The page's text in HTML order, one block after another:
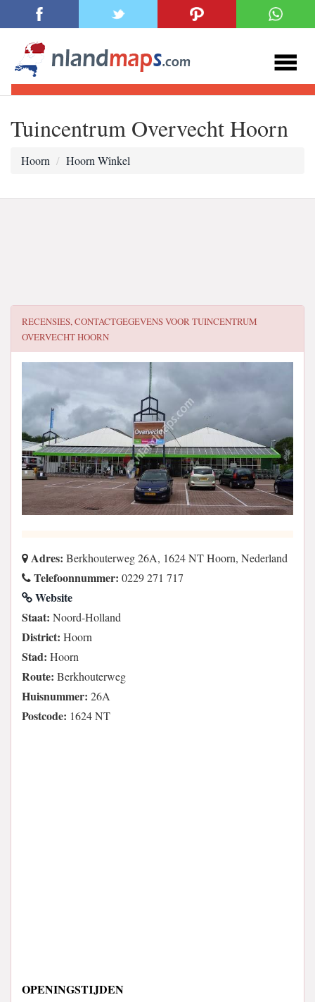
Tuincentrum Overvecht Hoorn
Hoorn Hoorn Wi̇nkel
RECENSIES, CONTACTGEGEVENS VOORTUINCENTRUM
OVERVECHT HOORN
Adres: Berkhouterweg 26A, 1624 NT Hoorn, Nederland
Telefoonnummer: 0229 271 717
Website
Staat: Noord-Holland
District: Hoorn
Stad: Hoorn
Route: Berkhouterweg
Huisnummer: 26A
Postcode: 1624 NT
OPENINGSTIJDEN